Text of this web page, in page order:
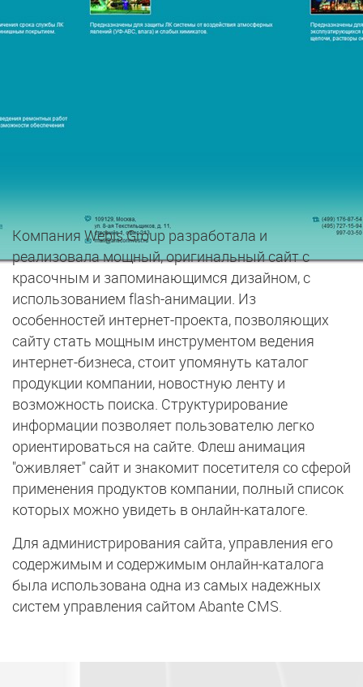
Компания Webis Group разработала и
реализовала мощный, оригинальный сайт с
красочным и запоминающимся дизайном, с
использованием flash-анимации. Из
особенностей интернет-проекта, позволяющих
сайту стать мощным инструментом ведения
интернет-бизнеса, стоит упомянуть каталог
продукции компании, новостную ленту и
возможность поиска. Структурирование
информации позволяет пользователю легко
ориентироваться на сайте. Флеш анимация
"оживляет" сайт и знакомит посетителя со сферой
применения продуктов компании, полный список
которых можно увидеть в онлайн-каталоге.
Для администрирования сайта, управления его
содержимым и содержимым онлайн-каталога
была использована одна из самых надежных
систем управления сайтом Abante CMS.